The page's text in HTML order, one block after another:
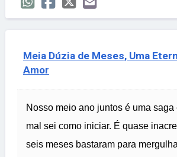
Meia Dúzia de Meses, Uma
Amor
Nosso meio ano juntos é uma saga
mal sei como iniciar. É quase
seis meses bastaram para